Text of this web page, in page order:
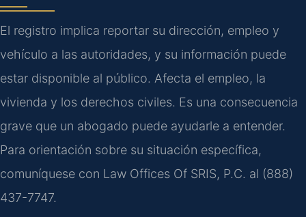
El registro implica reportar su dirección, empleo y
vehículo a las autoridades, y su información puede
estar disponible al público. Afecta el empleo, la
vivienda y los derechos civiles. Es una consecuencia
grave que un abogado puede ayudarle a entender.
Para orientación sobre su situación específica,
comuníquese con Law Offices Of SRIS, P.C. al (888)
437-7747.